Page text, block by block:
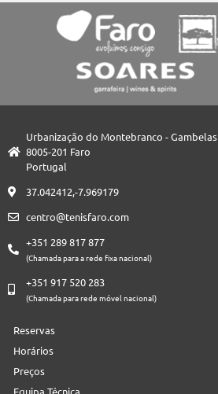
Urbanização do Montebranco - Gambelas
8005-201 Faro
Portugal
37.042412,-7.969179
centro@tenisfaro.com
+351 289 817 877
(Chamada para a rede fixa nacional)
+351 917 520 283
(Chamada para rede móvel nacional)
Reservas
Horários
Preços